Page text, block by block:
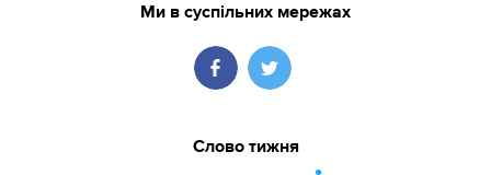
Ми в суспільних мережах
Слово тижня